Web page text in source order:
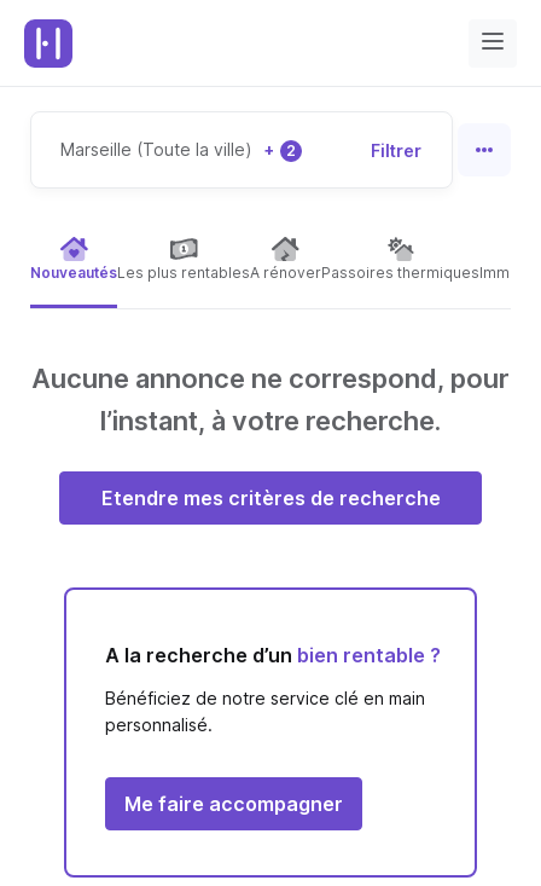
Marseille (Toute la ville) + 2 Filtrer
NouveautésLes plus rentablesA rénoverPassoires thermiques
Aucune annonce ne correspond, pour
l’instant, à votre recherche.
Etendre mes critères de recherche
A la recherche d’un bien rentable ?
Bénéficiez de notre service clé en main
personnalisé.
Me faire accompagner